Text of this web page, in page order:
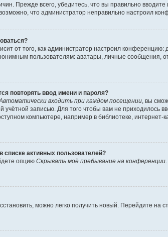
Прежде всего, убедитесь, что вы правильно
что администратор неправильно настроил
от того, как администратор настроил
пользователям: аватары, личные сообщения,
повторять ввод имени и пароля?
входить при каждом посещении , вы
учётной записью. Для того чтобы вам не
компьютере, например в библиотеке, интернет-
списке активных пользователей?
опцию Скрывать моё пребывание на конференции
можно легко получить новый. Перейдите на